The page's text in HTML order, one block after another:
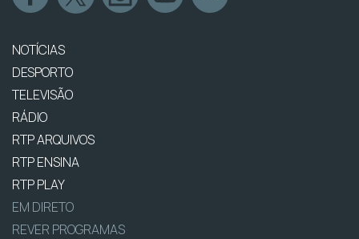
NOTÍCIAS
DESPORTO
TELEVISÃO
RÁDIO
RTP ARQUIVOS
RTP ENSINA
RTP PLAY
EM DIRETO
REVER PROGRAMAS